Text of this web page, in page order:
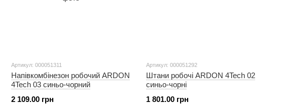
Артикул: 000051311
Напівкомбінезон робочий ARDON
4Tech 03 синьо-чорний
2 109.00 грн
Артикул: 000051292
Штани робочі ARDON 4Tech 02
синьо-чорні
1 801.00 грн